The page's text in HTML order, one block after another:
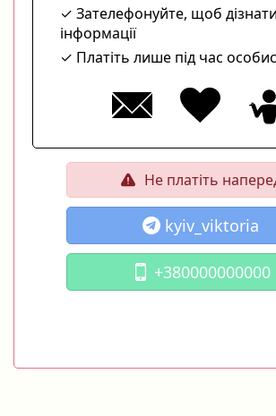
Зателефонуйте, щоб
інформації
Платіть лише під час
Не платіть
kyiv_viktoria
+380000000000